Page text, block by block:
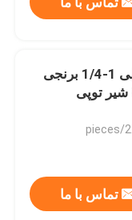
Rohs دمای معمولی 1-1/4 برنجی
تماس با ما